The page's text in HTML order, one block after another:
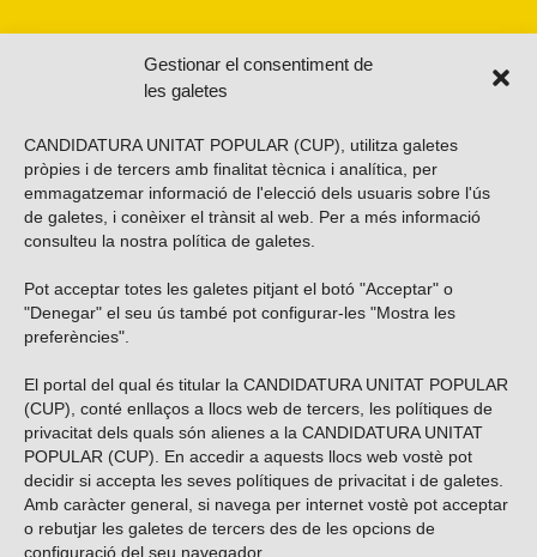
Gestionar el consentiment de
les galetes
CANDIDATURA UNITAT POPULAR (CUP), utilitza galetes
pròpies i de tercers amb finalitat tècnica i analítica, per
emmagatzemar informació de l'elecció dels usuaris sobre l'ús
de galetes, i conèixer el trànsit al web. Per a més informació
consulteu la nostra política de galetes
Pot acceptar totes les galetes pitjant el botó "Acceptar" o
"Denegar" el seu ús també pot configurar-les "Mostra les
preferències".
El portal del qual és titular la CANDIDATURA UNITAT POPULAR
(CUP), conté enllaços a llocs web de tercers, les polítiques de
privacitat dels quals són alienes a la CANDIDATURA UNITAT
POPULAR (CUP). En accedir a aquests llocs web vostè pot
decidir si accepta les seves polítiques de privacitat i de galetes.
Amb caràcter general, si navega per internet vostè pot acceptar
o rebutjar les galetes de tercers des de les opcions de
configuració del seu navegador.
Vols subscriure’t al nostre butlletí?
ENVIAR
Troba’ns a les xarxes socials